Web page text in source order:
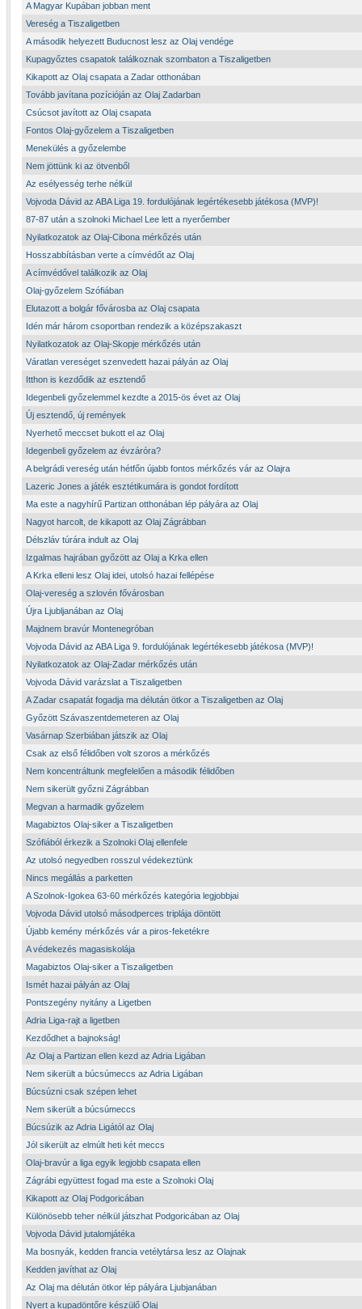
A Magyar Kupában jobban ment
Vereség a Tiszaligetben
A második helyezett Buducnost lesz az Olaj vendége
Kupagyőztes csapatok találkoznak szombaton a Tiszaligetben
Kikapott az Olaj csapata a Zadar otthonában
Tovább javítana pozícióján az Olaj Zadarban
Csúcsot javított az Olaj csapata
Fontos Olaj-győzelem a Tiszaligetben
Menekülés a győzelembe
Nem jöttünk ki az ötvenből
Az esélyesség terhe nélkül
Vojvoda Dávid az ABA Liga 19. fordulójának legértékesebb játékosa (MVP)!
87-87 után a szolnoki Michael Lee lett a nyerőember
Nyilatkozatok az Olaj-Cibona mérkőzés után
Hosszabbításban verte a címvédőt az Olaj
A címvédővel találkozik az Olaj
Olaj-győzelem Szófiában
Elutazott a bolgár fővárosba az Olaj csapata
Idén már három csoportban rendezik a középszakaszt
Nyilatkozatok az Olaj-Skopje mérkőzés után
Váratlan vereséget szenvedett hazai pályán az Olaj
Itthon is kezdődik az esztendő
Idegenbeli győzelemmel kezdte a 2015-ös évet az Olaj
Új esztendő, új remények
Nyerhető meccset bukott el az Olaj
Idegenbeli győzelem az évzáróra?
A belgrádi vereség után hétfőn újabb fontos mérkőzés vár az Olajra
Lazeric Jones a játék esztétikumára is gondot fordított
Ma este a nagyhírű Partizan otthonában lép pályára az Olaj
Nagyot harcolt, de kikapott az Olaj Zágrábban
Délszláv túrára indult az Olaj
Izgalmas hajrában győzött az Olaj a Krka ellen
A Krka elleni lesz Olaj idei, utolsó hazai fellépése
Olaj-vereség a szlovén fővárosban
Újra Ljubljanában az Olaj
Majdnem bravúr Montenegróban
Vojvoda Dávid az ABA Liga 9. fordulójának legértékesebb játékosa (MVP)!
Nyilatkozatok az Olaj-Zadar mérkőzés után
Vojvoda Dávid varázslat a Tiszaligetben
A Zadar csapatát fogadja ma délután ötkor a Tiszaligetben az Olaj
Győzött Szávaszentdemeteren az Olaj
Vasárnap Szerbiában játszik az Olaj
Csak az első félidőben volt szoros a mérkőzés
Nem koncentráltunk megfelelően a második félidőben
Nem sikerült győzni Zágrábban
Megvan a harmadik győzelem
Magabiztos Olaj-siker a Tiszaligetben
Szófiából érkezik a Szolnoki Olaj ellenfele
Az utolsó negyedben rosszul védekeztünk
Nincs megállás a parketten
A Szolnok-Igokea 63-60 mérkőzés kategória legjobbjai
Vojvoda Dávid utolsó másodperces triplája döntött
Újabb kemény mérkőzés vár a piros-feketékre
A védekezés magasiskolája
Magabiztos Olaj-siker a Tiszaligetben
Ismét hazai pályán az Olaj
Pontszegény nyitány a Ligetben
Adria Liga-rajt a ligetben
Kezdődhet a bajnokság!
Az Olaj a Partizan ellen kezd az Adria Ligában
Nem sikerült a búcsúmeccs az Adria Ligában
Búcsúzni csak szépen lehet
Nem sikerült a búcsúmeccs
Búcsúzik az Adria Ligától az Olaj
Jól sikerült az elmúlt heti két meccs
Olaj-bravúr a liga egyik legjobb csapata ellen
Zágrábi együttest fogad ma este a Szolnoki Olaj
Kikapott az Olaj Podgoricában
Különösebb teher nélkül játszhat Podgoricában az Olaj
Vojvoda Dávid jutalomjátéka
Ma bosnyák, kedden francia vetélytársa lesz az Olajnak
Kedden javíthat az Olaj
Az Olaj ma délután ötkor lép pályára Ljubjanában
Nyert a kupadöntőre készülő Olaj